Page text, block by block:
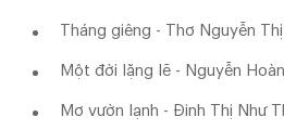
Tháng giêng - Thơ Nguyễn
Một đời lặng lẽ - Nguyễn
Mơ vườn lạnh - Đinh Thị Như